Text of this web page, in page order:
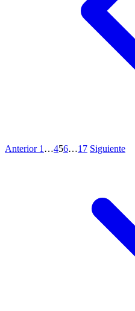
Anterior 1…456…17 Siguiente